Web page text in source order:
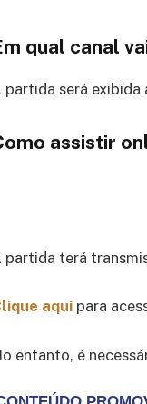
qual canal
partida será exibida
assistir
partida terá
aqui para
entanto, é